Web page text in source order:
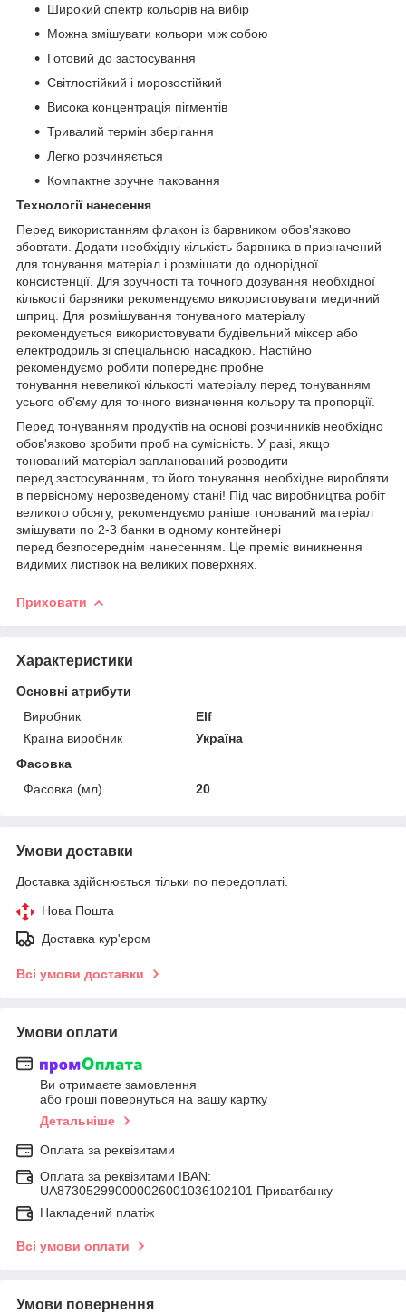
Широкий спектр кольорів на вибір
Можна змішувати кольори між собою
Готовий до застосування
Світлостійкий і морозостійкий
Висока концентрація пігментів
Тривалий термін зберігання
Легко розчиняється
Компактне зручне паковання
Технології нанесення
Перед використанням флакон із барвником обов'язково
збовтати. Додати необхідну кількість барвника в призначений
для тонування матеріал і розмішати до однорідної
консистенції. Для зручності та точного дозування необхідної
кількості барвники рекомендуємо використовувати медичний
шприц. Для розмішування тонуваного матеріалу
рекомендується використовувати будівельний міксер або
електродриль зі спеціальною насадкою. Настійно
рекомендуємо робити попереднє пробне
тонування невеликої кількості матеріалу перед тонуванням
усього об'єму для точного визначення кольору та пропорції.
Перед тонуванням продуктів на основі розчинників необхідно
обов'язково зробити проб на сумісність. У разі, якщо
тонований матеріал запланований розводити
перед застосуванням, то його тонування необхідне виробляти
в первісному нерозведеному стані! Під час виробництва робіт
великого обсягу, рекомендуємо раніше тонований матеріал
змішувати по 2-3 банки в одному контейнері
перед безпосереднім нанесенням. Це преміє виникнення
видимих листівок на великих поверхнях.
Приховати
Характеристики
Основні атрибути
Виробник
Elf
Країна виробник
Україна
Фасовка
Фасовка (мл)
20
Умови доставки
Доставка здійснюється тільки по передоплаті.
Нова Пошта
Доставка кур'єром
Всі умови доставки
Умови оплати
Ви отримаєте замовлення
або гроші повернуться на вашу картку
Детальніше
Оплата за реквізитами
Оплата за реквізитами IBAN:
UA873052990000026001036102101 Приватбанку
Накладений платіж
Всі умови оплати
Умови повернення